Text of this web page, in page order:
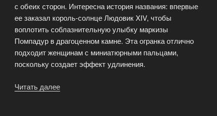
с обеих сторон. Интересна история названия: впервые
ее заказал король-солнце Людовик XIV, чтобы
воплотить соблазнительную улыбку маркизы
Помпадур в драгоценном камне. Эта огранка отлично
подходит женщинам с миниатюрными пальцами,
поскольку создает эффект удлинения.
Читать далее